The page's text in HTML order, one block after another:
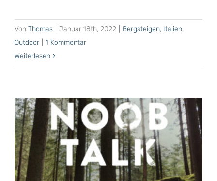
Von Thomas Januar 18th, 2022 Bergsteigen, Italien,
Outdoor
1 Kommentar
Weiterlesen